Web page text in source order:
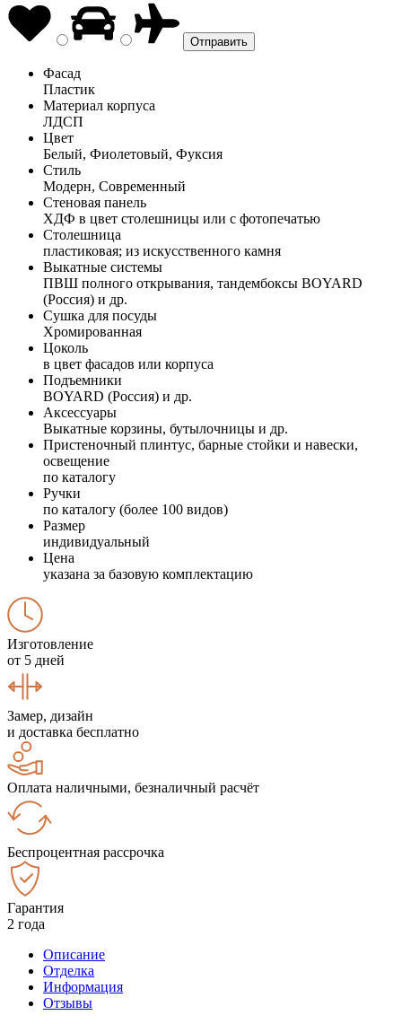
Фасад
Пластик
Материал корпуса
ЛДСП
Цвет
Белый, Фиолетовый, Фуксия
Стиль
Модерн, Современный
Стеновая панель
ХДФ в цвет столешницы или с фотопечатью
Столешница
пластиковая; из искусственного камня
Выкатные системы
ПВШ полного открывания, тандембоксы BOYARD
(Россия) и др.
Сушка для посуды
Хромированная
Цоколь
в цвет фасадов или корпуса
Подъемники
BOYARD (Россия) и др.
Аксессуары
Выкатные корзины, бутылочницы и др.
Пристеночный плинтус, барные стойки и навески,
освещение
по каталогу
Ручки
по каталогу (более 100 видов)
Размер
индивидуальный
Цена
указана за базовую комплектацию
Изготовление
от 5 дней
Замер, дизайн
и доставка бесплатно
Оплата наличными, безналичный расчёт
Беспроцентная рассрочка
Гарантия
2 года
Описание
Отделка
Информация
Отзывы